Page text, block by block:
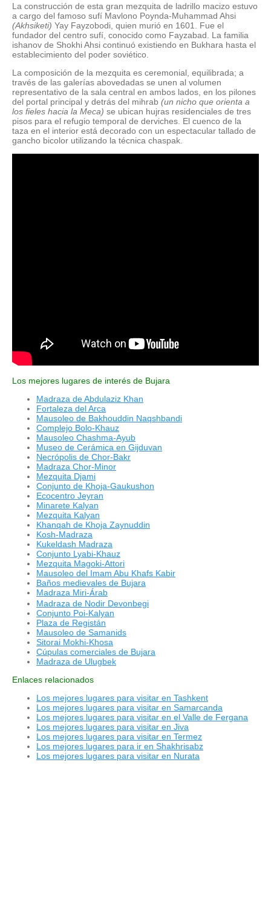
La construcción de esta gran mezquita de ladrillo macizo estuvo
a cargo del famoso sufí Mavlono Poynda-Muhammad Ahsi
(Akhsiketi) Yay Fayzobodi, quien murió en 1601. Fue el
fundador del centro sufí, conocido como Fayzabad. La familia
ishanov de Shokhi Ahsi continuó existiendo en Bukhara hasta el
establecimiento del poder soviético.
La composición de la mezquita es ceremonial, equilibrada; a
través de las galerías abovedadas se unen al volumen
representativo de la sala central en ambos lados, en los pilones
del portal principal y detrás del mihrab (un nicho que orienta a
los fieles hacia la Meca) se ubican hujras residenciales de tres
pisos para el refugio temporal de derviches. El cuenco de la
taza en el interior está decorado con un espectacular tallado de
gancho bicolor utilizando la técnica chaspak.
Los mejores lugares de interés de Bujara
Madraza de Abdulaziz Khan
Fortaleza del Arca
Mausoleo de Bakhouddin Naqshbandi
Complejo Bolo-Khauz
Mausoleo Chashma-Ayub
Museo de Cerámica en Gijduvan
Necrópolis de Chor-Bakr
Madraza Chor-Minor
Mezquita Djami
Conjunto de Khoja-Gaukushon
Ecocentro Jeyran
Minarete Kalyan
Mezquita Kalyan
Khanqah de Khoja Zaynuddin
Kosh-Madraza
Kukeldash Madraza
Conjunto Lyabi-Khauz
Mezquita Magoki-Attori
Mausoleo del Imam Abu Khafs Kabir
Baños medievales de Bujara
Madraza Miri-Árab
Madraza de Nodir Devonbegi
Conjunto Poi-Kalyan
Plaza de Registán
Mausoleo de Samanids
Sitorai Mokhi-Khosa
Cúpulas comerciales de Bujara
Madraza de Ulugbek
Enlaces relacionados
Los mejores lugares para visitar en Tashkent
Los mejores lugares para visitar en Samarcanda
Los mejores lugares para visitar en el Valle de Fergana
Los mejores lugares para visitar en Jiva
Los mejores lugares para visitar en Termez
Los mejores lugares para ir en Shakhrisabz
Los mejores lugares para visitar en Nurata